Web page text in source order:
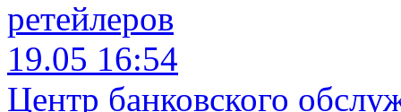
ретейлеров
19.05 16:54
Центр банковского